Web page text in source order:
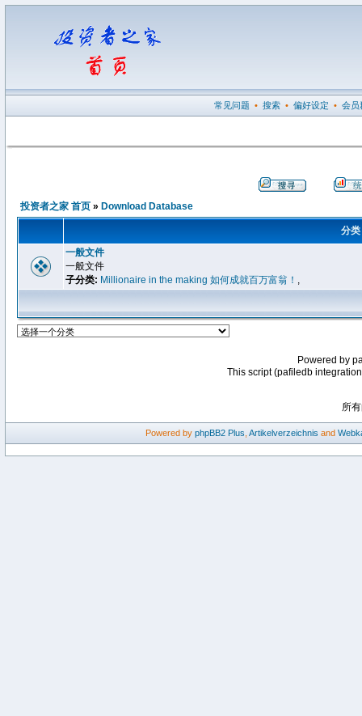
常见问题 • 搜索 • 偏好设定 • 会员
投资者之家 首页 » Download Database
分类
一般文件
一般文件
子分类: Millionaire in the making 如何成就百万富翁！ ,
Powered by
This script (pafiledb
所
Powered by phpBB2 Plus Artikelverzeichnis and